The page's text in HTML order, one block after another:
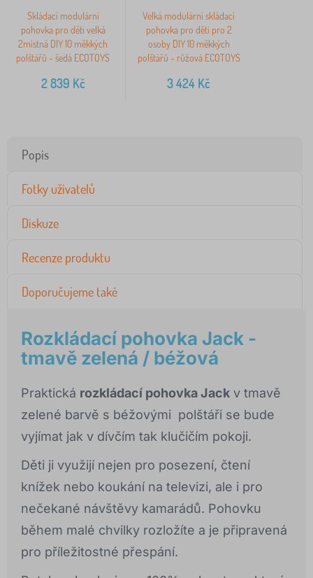
Skládací modulární
pohovka pro děti velká
2místná DIY 10 měkkých
polštářů - šedá ECOTOYS
2 839 Kč
Velká modulární skládací
pohovka pro děti pro 2
osoby DIY 10 měkkých
polštářů - růžová ECOTOYS
3 424 Kč
Popis
Fotky uživatelů
Diskuze
Recenze produktu
Doporučujeme také
Rozkládací pohovka Jack -
tmavě zelená / béžová
Praktická rozkládací pohovka Jack v tmavě
zelené barvě s béžovými polštáři se bude
vyjímat jak v dívčím tak klučičím pokoji.
Děti ji využijí nejen pro posezení, čtení
knížek nebo koukání na televizi, ale i pro
nečekané návštěvy kamarádů. Pohovku
během malé chvilky rozložíte a je připravená
pro příležitostné přespání.